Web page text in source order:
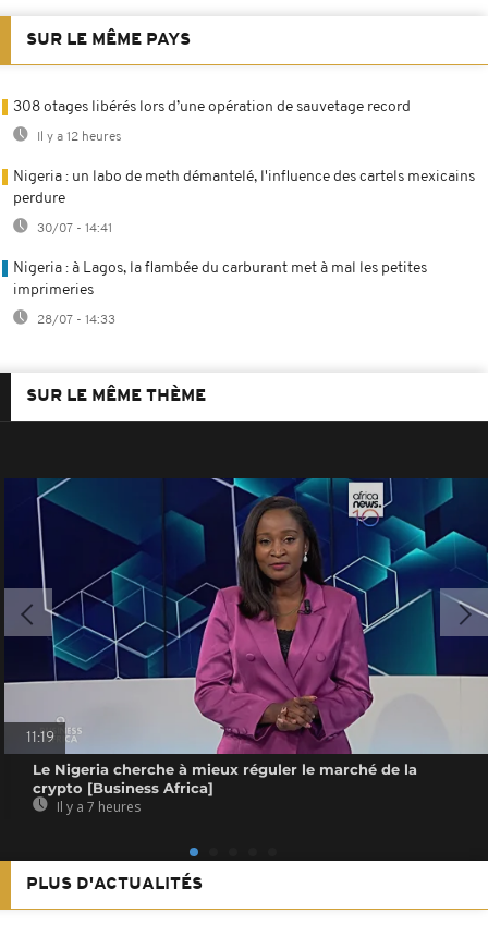
SUR LE MÊME PAYS
308 otages libérés lors d’une opération de sauvetage record
Il y a 12 heures
Nigeria : un labo de meth démantelé, l'influence des cartels mexicains
perdure
30/07 - 14:41
Nigeria : à Lagos, la flambée du carburant met à mal les petites
imprimeries
28/07 - 14:33
SUR LE MÊME THÈME
11:19
Le Nigeria cherche à mieux réguler le marché de la
crypto [Business Africa]
Il y a 7 heures
PLUS D'ACTUALITÉS